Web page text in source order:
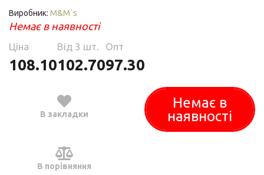
Виробник: M&M`s
Немає в наявності
Ціна
108.10
Від 3 шт.
102.70
Опт
97.30
В закладки
В порівняння
Немає в
наявності